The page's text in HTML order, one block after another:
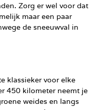
Zorg er wel voor dat
maar een paar
de sneeuwval in
klassieker voor elke
450 kilometer neemt je
weides en langs